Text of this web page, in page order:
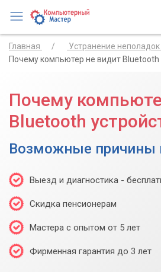
Главная
Устранение
Почему компьютер не видит Bluetooth
Почему
Bluetooth
Возможные причины
Выезд и диагностика -
Скидка пенсионерам
Мастера с опытом от 5 лет
Фирменная гарантия до 3 лет